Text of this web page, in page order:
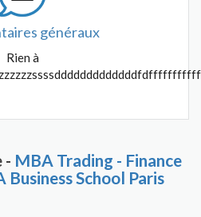
généraux
Rien à
- MBA Trading - Finance
Business School Paris